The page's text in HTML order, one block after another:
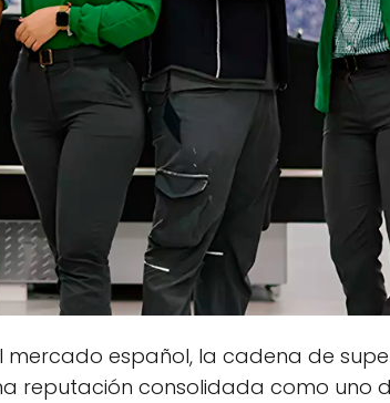
español, la cadena de
reputación consolidada como uno